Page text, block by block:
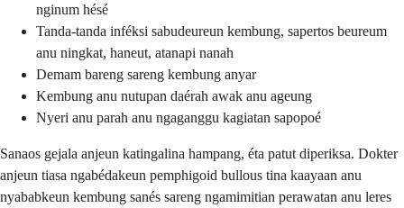
nginum hésé
Tanda-tanda inféksi sabudeureun kembung, sapertos beureum
anu ningkat, haneut, atanapi nanah
Demam bareng sareng kembung anyar
Kembung anu nutupan daérah awak anu ageung
Nyeri anu parah anu ngaganggu kagiatan sapopoé
Sanaos gejala anjeun katingalina hampang, éta patut diperiksa. Dokter
anjeun tiasa ngabédakeun pemphigoid bullous tina kaayaan anu
nyababkeun kembung sanés sareng ngamimitian perawatan anu leres